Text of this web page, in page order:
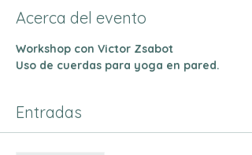
Acerca del evento
Workshop con Victor Zsabot
Uso de cuerdas para yoga en pared.
Entradas